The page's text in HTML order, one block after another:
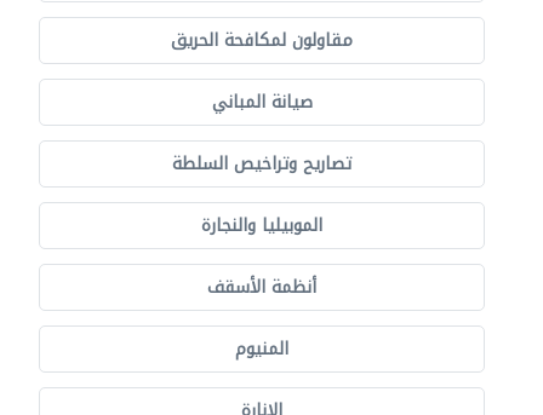
مقاولون لمكافحة الحريق
صيانة المباني
تصاريح وتراخيص السلطة
الموبيليا والنجارة
أنظمة الأسقف
المنيوم